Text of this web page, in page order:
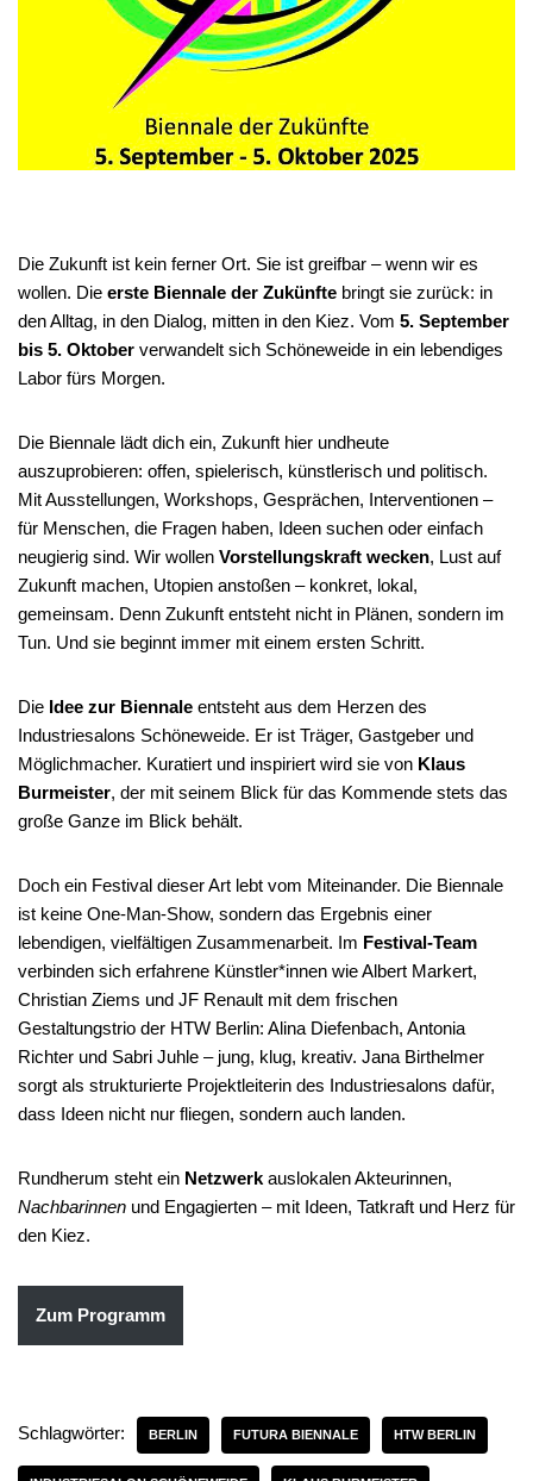
Die Zukunft ist kein ferner Ort. Sie ist greifbar – wenn wir es
wollen. Die erste Biennale der Zukünfte bringt sie zurück: in
den Alltag, in den Dialog, mitten in den Kiez. Vom 5. September
bis 5. Oktober verwandelt sich Schöneweide in ein lebendiges
Labor fürs Morgen.
Die Biennale lädt dich ein, Zukunft hier undheute
auszuprobieren: offen, spielerisch, künstlerisch und politisch.
Mit Ausstellungen, Workshops, Gesprächen, Interventionen –
für Menschen, die Fragen haben, Ideen suchen oder einfach
neugierig sind. Wir wollen Vorstellungskraft wecken, Lust auf
Zukunft machen, Utopien anstoßen – konkret, lokal,
gemeinsam. Denn Zukunft entsteht nicht in Plänen, sondern im
Tun. Und sie beginnt immer mit einem ersten Schritt.
Die Idee zur Biennale entsteht aus dem Herzen des
Industriesalons Schöneweide. Er ist Träger, Gastgeber und
Möglichmacher. Kuratiert und inspiriert wird sie von Klaus
Burmeister, der mit seinem Blick für das Kommende stets das
große Ganze im Blick behält.
Doch ein Festival dieser Art lebt vom Miteinander. Die Biennale
ist keine One-Man-Show, sondern das Ergebnis einer
lebendigen, vielfältigen Zusammenarbeit. Im Festival-Team
verbinden sich erfahrene Künstler*innen wie Albert Markert,
Christian Ziems und JF Renault mit dem frischen
Gestaltungstrio der HTW Berlin: Alina Diefenbach, Antonia
Richter und Sabri Juhle – jung, klug, kreativ. Jana Birthelmer
sorgt als strukturierte Projektleiterin des Industriesalons dafür,
dass Ideen nicht nur fliegen, sondern auch landen.
Rundherum steht ein Netzwerk auslokalen Akteurinnen,
Nachbarinnen und Engagierten – mit Ideen, Tatkraft und Herz für
den Kiez.
Zum Programm
Schlagwörter: BERLIN FUTURA BIENNALE HTW BERLIN